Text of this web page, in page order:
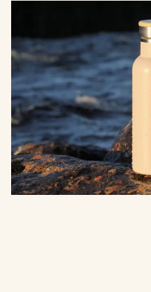
Håll drycken kall i upp till
timmar med vår
Tillverkad i högkvalitativt
smak eller doft och är
design som skyddar din
handdisk.
Pris: 249 sek